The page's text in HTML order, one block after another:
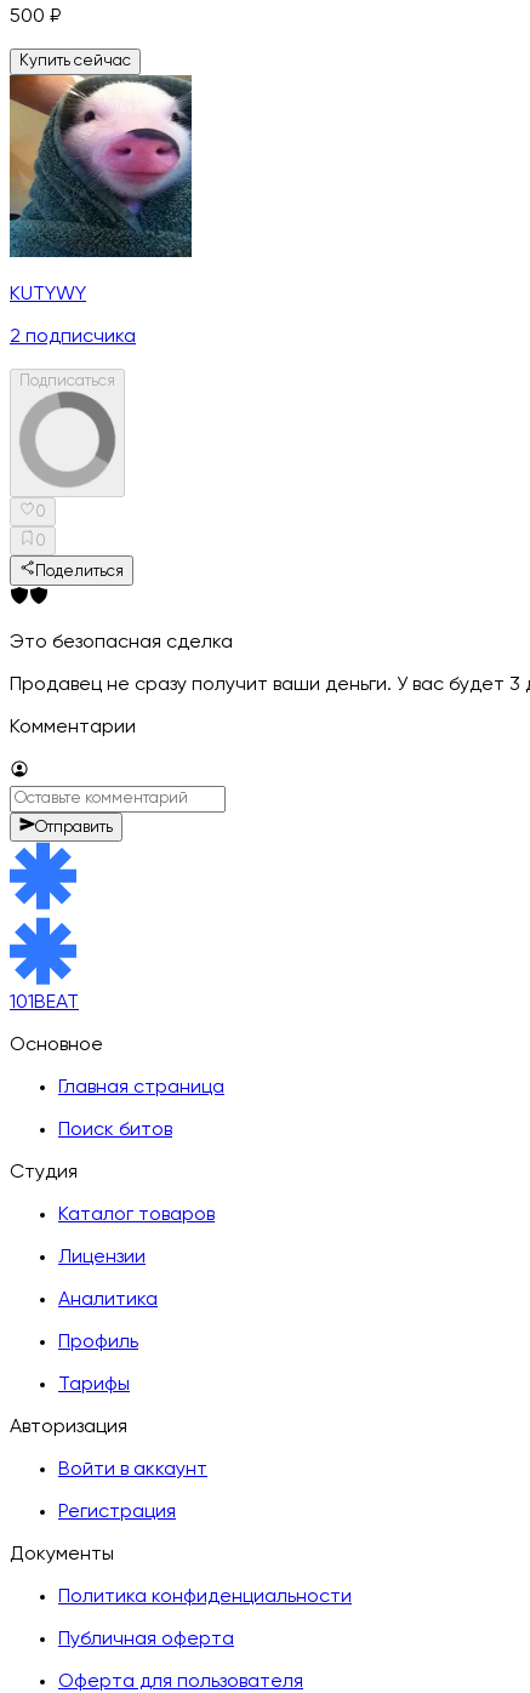
500 ₽
Купить сейчас
KUTYWY
2 подписчика
Подписаться
0
0
Поделиться
Это безопасная сделка
Продавец не сразу получит ваши деньги. У вас будет
Комментарии
Отправить
101BEAT
Основное
Главная страница
Поиск битов
Студия
Каталог товаров
Лицензии
Аналитика
Профиль
Тарифы
Авторизация
Войти в аккаунт
Регистрация
Документы
Политика конфиденциальности
Публичная оферта
Оферта для пользователя